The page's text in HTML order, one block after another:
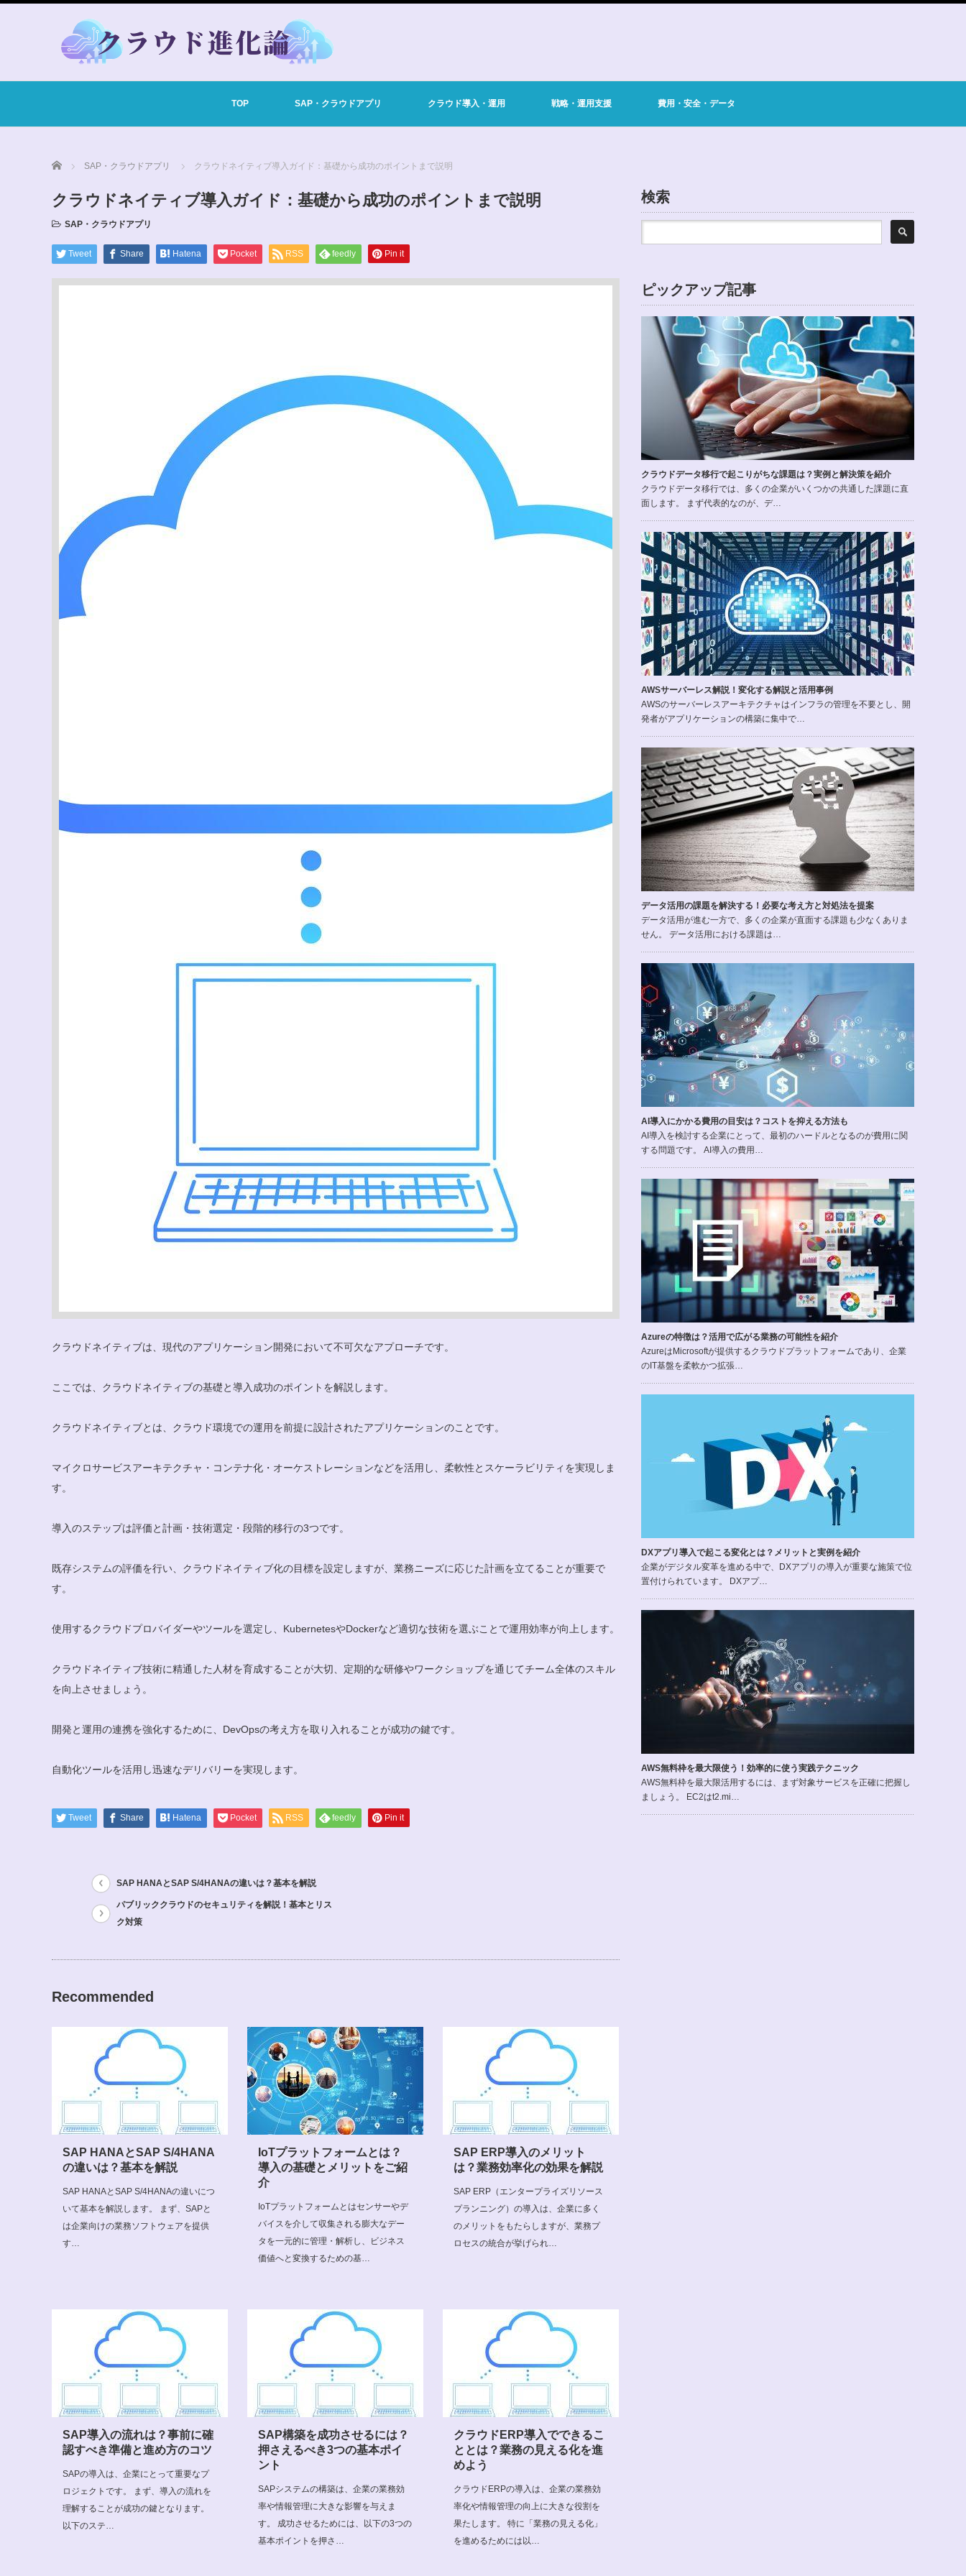
TOP SAP・クラウドアプリ クラウド導入・運用 戦略・運用支援 費用・安全・データ
Home SAP・クラウドアプリ クラウドネイティブ導入ガイド：基礎から成功のポイントまで説明
クラウドネイティブ導入ガイド：基礎から成功のポイントまで説明
SAP・クラウドアプリ
Tweet Share Hatena Pocket RSS feedly Pin it
クラウドネイティブは、現代のアプリケーション開発において不可欠なアプローチです。
ここでは、クラウドネイティブの基礎と導入成功のポイントを解説します。
クラウドネイティブとは、クラウド環境での運用を前提に設計されたアプリケーションのことです。
マイクロサービスアーキテクチャ・コンテナ化・オーケストレーションなどを活用し、柔軟性とスケーラビリティを実現しま
す。
導入のステップは評価と計画・技術選定・段階的移行の3つです。
既存システムの評価を行い、クラウドネイティブ化の目標を設定しますが、業務ニーズに応じた計画を立てることが重要で
す。
使用するクラウドプロバイダーやツールを選定し、KubernetesやDockerなど適切な技術を選ぶことで運用効率が向上します。
クラウドネイティブ技術に精通した人材を育成することが大切、定期的な研修やワークショップを通じてチーム全体のスキル
を向上させましょう。
開発と運用の連携を強化するために、DevOpsの考え方を取り入れることが成功の鍵です。
自動化ツールを活用し迅速なデリバリーを実現します。
Tweet Share Hatena Pocket RSS feedly Pin it
SAP HANAとSAP S/4HANAの違いは？基本を解説
パブリッククラウドのセキュリティを解説！基本とリス
ク対策
Recommended
SAP HANAとSAP S/4HANA
の違いは？基本を解説
SAP HANAとSAP S/4HANAの違いにつ
いて基本を解説します。 まず、SAPと
は企業向けの業務ソフトウェアを提供
す…
IoTプラットフォームとは？
導入の基礎とメリットをご紹
介
IoTプラットフォームとはセンサーやデ
バイスを介して収集される膨大なデー
タを一元的に管理・解析し、ビジネス
価値へと変換するための基…
SAP ERP導入のメリット
は？業務効率化の効果を解説
SAP ERP（エンタープライズリソース
プランニング）の導入は、企業に多く
のメリットをもたらしますが、業務プ
ロセスの統合が挙げられ…
SAP導入の流れは？事前に確
認すべき準備と進め方のコツ
SAPの導入は、企業にとって重要なプ
ロジェクトです。 まず、導入の流れを
理解することが成功の鍵となります。
以下のステ…
SAP構築を成功させるには？
押さえるべき3つの基本ポイ
ント
SAPシステムの構築は、企業の業務効
率や情報管理に大きな影響を与えま
す。 成功させるためには、以下の3つの
基本ポイントを押さ…
クラウドERP導入でできるこ
ととは？業務の見える化を進
めよう
クラウドERPの導入は、企業の業務効
率化や情報管理の向上に大きな役割を
果たします。 特に「業務の見える化」
を進めるためには以…
検索
ピックアップ記事
クラウドデータ移行で起こりがちな課題は？実例と解決策を紹介
クラウドデータ移行では、多くの企業がいくつかの共通した課題に直
面します。 まず代表的なのが、デ…
AWSサーバーレス解説！変化する解説と活用事例
AWSのサーバーレスアーキテクチャはインフラの管理を不要とし、開
発者がアプリケーションの構築に集中で…
データ活用の課題を解決する！必要な考え方と対処法を提案
データ活用が進む一方で、多くの企業が直面する課題も少なくありま
せん。 データ活用における課題は…
AI導入にかかる費用の目安は？コストを抑える方法も
AI導入を検討する企業にとって、最初のハードルとなるのが費用に関
する問題です。 AI導入の費用…
Azureの特徴は？活用で広がる業務の可能性を紹介
AzureはMicrosoftが提供するクラウドプラットフォームであり、企業
のIT基盤を柔軟かつ拡張…
DXアプリ導入で起こる変化とは？メリットと実例を紹介
企業がデジタル変革を進める中で、DXアプリの導入が重要な施策で位
置付けられています。 DXアプ…
AWS無料枠を最大限使う！効率的に使う実践テクニック
AWS無料枠を最大限活用するには、まず対象サービスを正確に把握し
ましょう。 EC2はt2.mi…